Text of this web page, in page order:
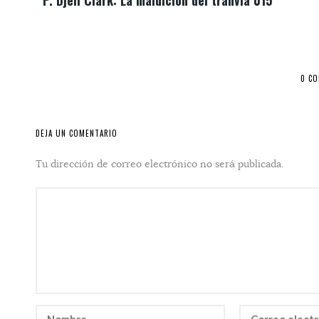
0
DEJA UN COMENTARIO
Tu dirección de correo electrónico no será publicada.